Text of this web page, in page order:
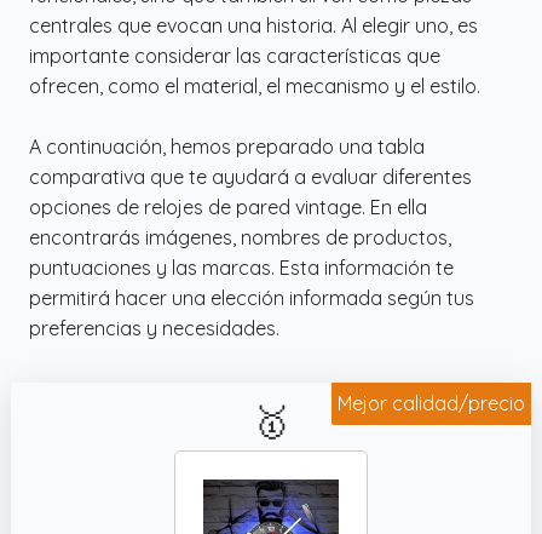
centrales que evocan una historia. Al elegir uno, es
importante considerar las características que
ofrecen, como el material, el mecanismo y el estilo.
A continuación, hemos preparado una tabla
comparativa que te ayudará a evaluar diferentes
opciones de relojes de pared vintage. En ella
encontrarás imágenes, nombres de productos,
puntuaciones y las marcas. Esta información te
permitirá hacer una elección informada según tus
preferencias y necesidades.
Mejor calidad/precio
🥇